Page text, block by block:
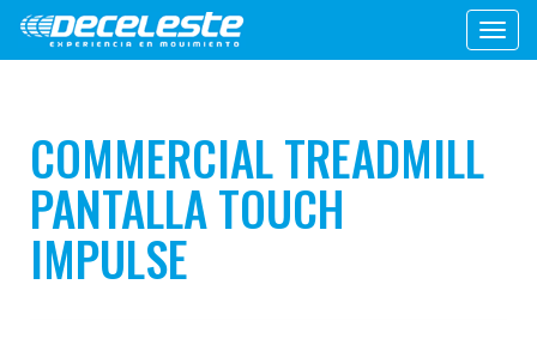
COMMERCIAL TREADMILL
PANTALLA TOUCH
IMPULSE